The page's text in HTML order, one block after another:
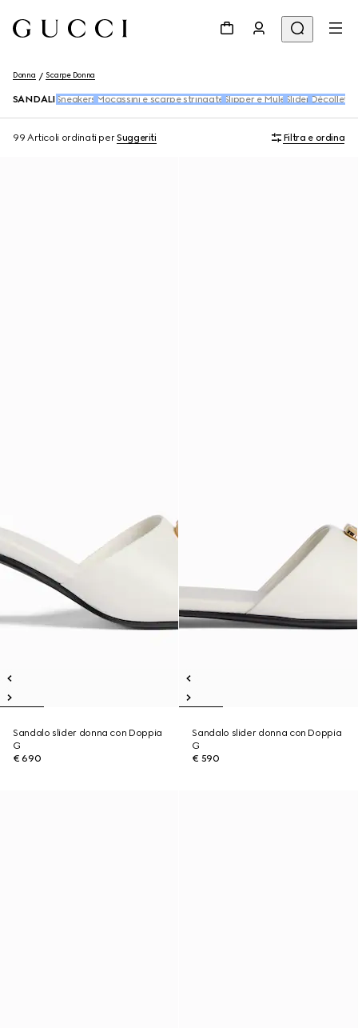
Donna Scarpe Donna
SANDALI Sneakers Mocassini e scarpe stringate Slipper e Mule Slider Décolleté
99 Articoli ordinati perSuggeriti Filtra e ordina
Sandalo slider donna con Doppia
G
€ 690
Sandalo slider donna con Doppia
G
€ 590